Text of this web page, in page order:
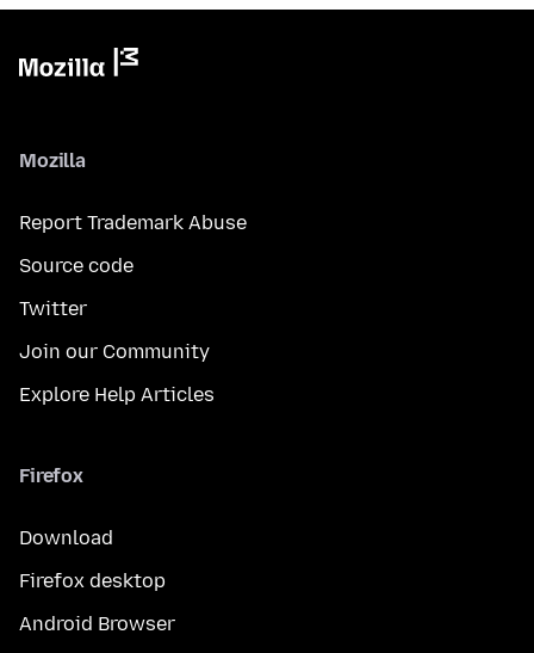
Mozilla
Report Trademark Abuse
Source code
Twitter
Join our Community
Explore Help Articles
Firefox
Download
Firefox desktop
Android Browser